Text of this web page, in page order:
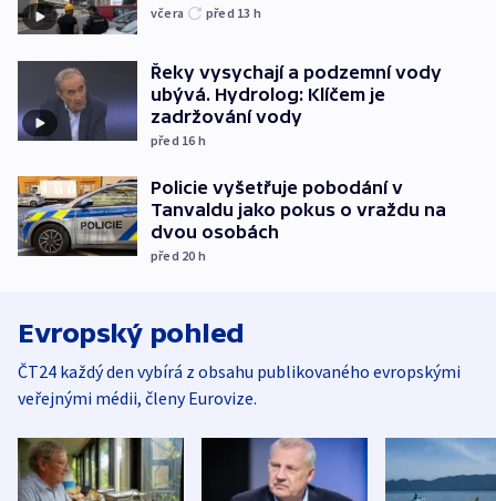
včera před 13 h
Řeky vysychají a podzemní vody
ubývá. Hydrolog: Klíčem je
zadržování vody
před 16 h
Policie vyšetřuje pobodání v
Tanvaldu jako pokus o vraždu na
dvou osobách
před 20 h
Evropský pohled
ČT24 každý den vybírá z obsahu publikovaného evropskými
veřejnými médii, členy Eurovize.